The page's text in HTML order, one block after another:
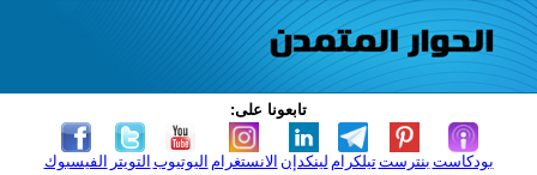
تابعونا على:
الفيسبوك التويتر اليوتيوب الانستغرام لينكدإن تيلكرامبنترست بودكاست